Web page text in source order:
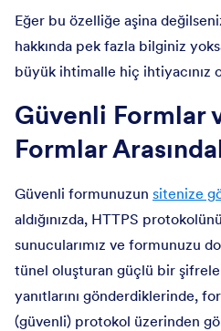
Eğer bu özelliğe aşina
hakkında pek fazla bilginiz
büyük ihtimalle hiç ihtiyacınız
Güvenli Formlar
Formlar
Güvenli formunuzun sitenize
aldığınızda, HTTPS
sunucularımız ve formunuzu
tünel oluşturan güçlü bir
yanıtlarını gönderdiklerinde,
(güvenli) protokol üzerinden